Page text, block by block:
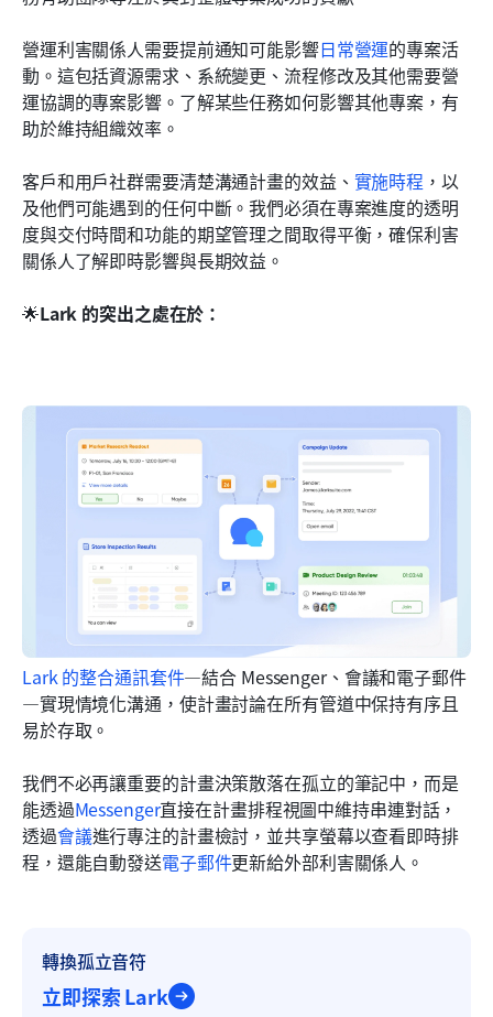
營運利害關係人需要提前通知可能影響日常營運的專案活
動。這包括資源需求、系統變更、流程修改及其他需要營
運協調的專案影響。了解某些任務如何影響其他專案，有
助於維持組織效率。
客戶和用戶社群需要清楚溝通計畫的效益、 實施時程 ，以
及他們可能遇到的任何中斷。我們必須在專案進度的透明
度與交付時間和功能的期望管理之間取得平衡，確保利害
關係人了解即時影響與長期效益。
🌟Lark 的突出之處在於：
Lark 的整合通訊套件—結合 Messenger、會議和電子郵件
—實現情境化溝通，使計畫討論在所有管道中保持有序且
易於存取。
我們不必再讓重要的計畫決策散落在孤立的筆記中，而是
能透過Messenger直接在計畫排程視圖中維持串連對話，
透過會議進行專注的計畫檢討，並共享螢幕以查看即時排
程，還能自動發送電子郵件更新給外部利害關係人。
轉換孤立音符
立即探索 Lark